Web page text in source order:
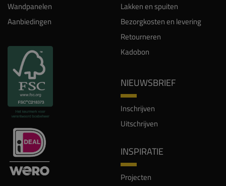
Wandpanelen
Aanbiedingen
Lakken en spuiten
Bezorgkosten en levering
Retourneren
Kadobon
NIEUWSBRIEF
Inschrijven
Uitschrijven
INSPIRATIE
Projecten